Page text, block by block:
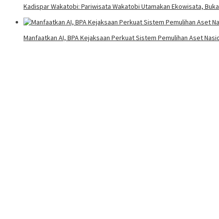
Kadispar Wakatobi: Pariwisata Wakatobi Utamakan Ekowisata,
Manfaatkan AI, BPA Kejaksaan Perkuat Sistem Pemulihan Aset